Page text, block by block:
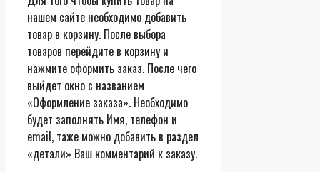
нашем сайте необходимо добавить
товар в корзину. После выбора
товаров перейдите в корзину и
нажмите оформить заказ. После чего
выйдет окно с названием
«Оформление заказа». Необходимо
будет заполнять Имя, телефон и
email, таже можно добавить в раздел
«детали» Ваш комментарий к заказу.